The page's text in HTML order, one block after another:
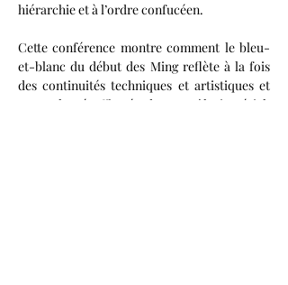
hiérarchie et à l’ordre confucéen.
Cette conférence montre comment le bleu-
et-blanc du début des Ming reflète à la fois
des continuités techniques et artistiques et
une volonté affirmée de contrôle impérial,